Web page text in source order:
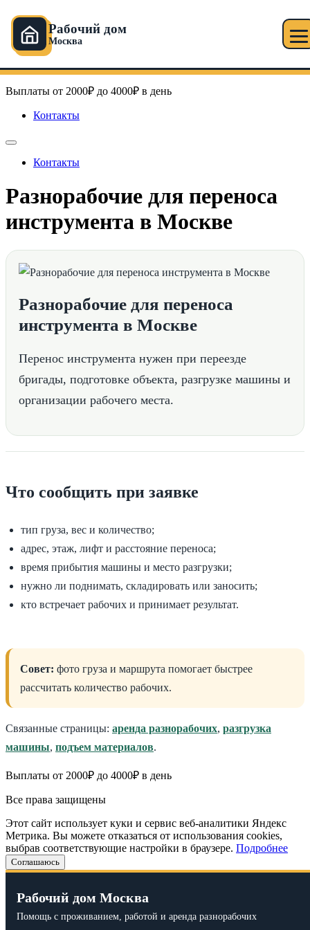
Рабочий дом
Москва
к
содержимому
Рабочий дом в Москве
Выплаты от 2000₽ до 4000₽ в день
Контакты
Контакты
Разнорабочие для переноса
инструмента в Москве
Разнорабочие для переноса
инструмента в Москве
Перенос инструмента нужен при переезде
бригады, подготовке объекта, разгрузке машины и
организации рабочего места.
Что сообщить при заявке
тип груза, вес и количество;
адрес, этаж, лифт и расстояние переноса;
время прибытия машины и место разгрузки;
нужно ли поднимать, складировать или заносить;
кто встречает рабочих и принимает результат.
Совет: фото груза и маршрута помогает быстрее
рассчитать количество рабочих.
Связанные страницы: аренда разнорабочих, разгрузка
машины, подъем материалов.
Выплаты от 2000₽ до 4000₽ в день
Все права защищены
Этот сайт использует куки и сервис веб-аналитики Яндекс
Метрика. Вы можете отказаться от использования cookies,
выбрав соответствующие настройки в браузере. Подробнее
Соглашаюсь
Рабочий дом Москва
Помощь с проживанием, работой и аренда разнорабочих